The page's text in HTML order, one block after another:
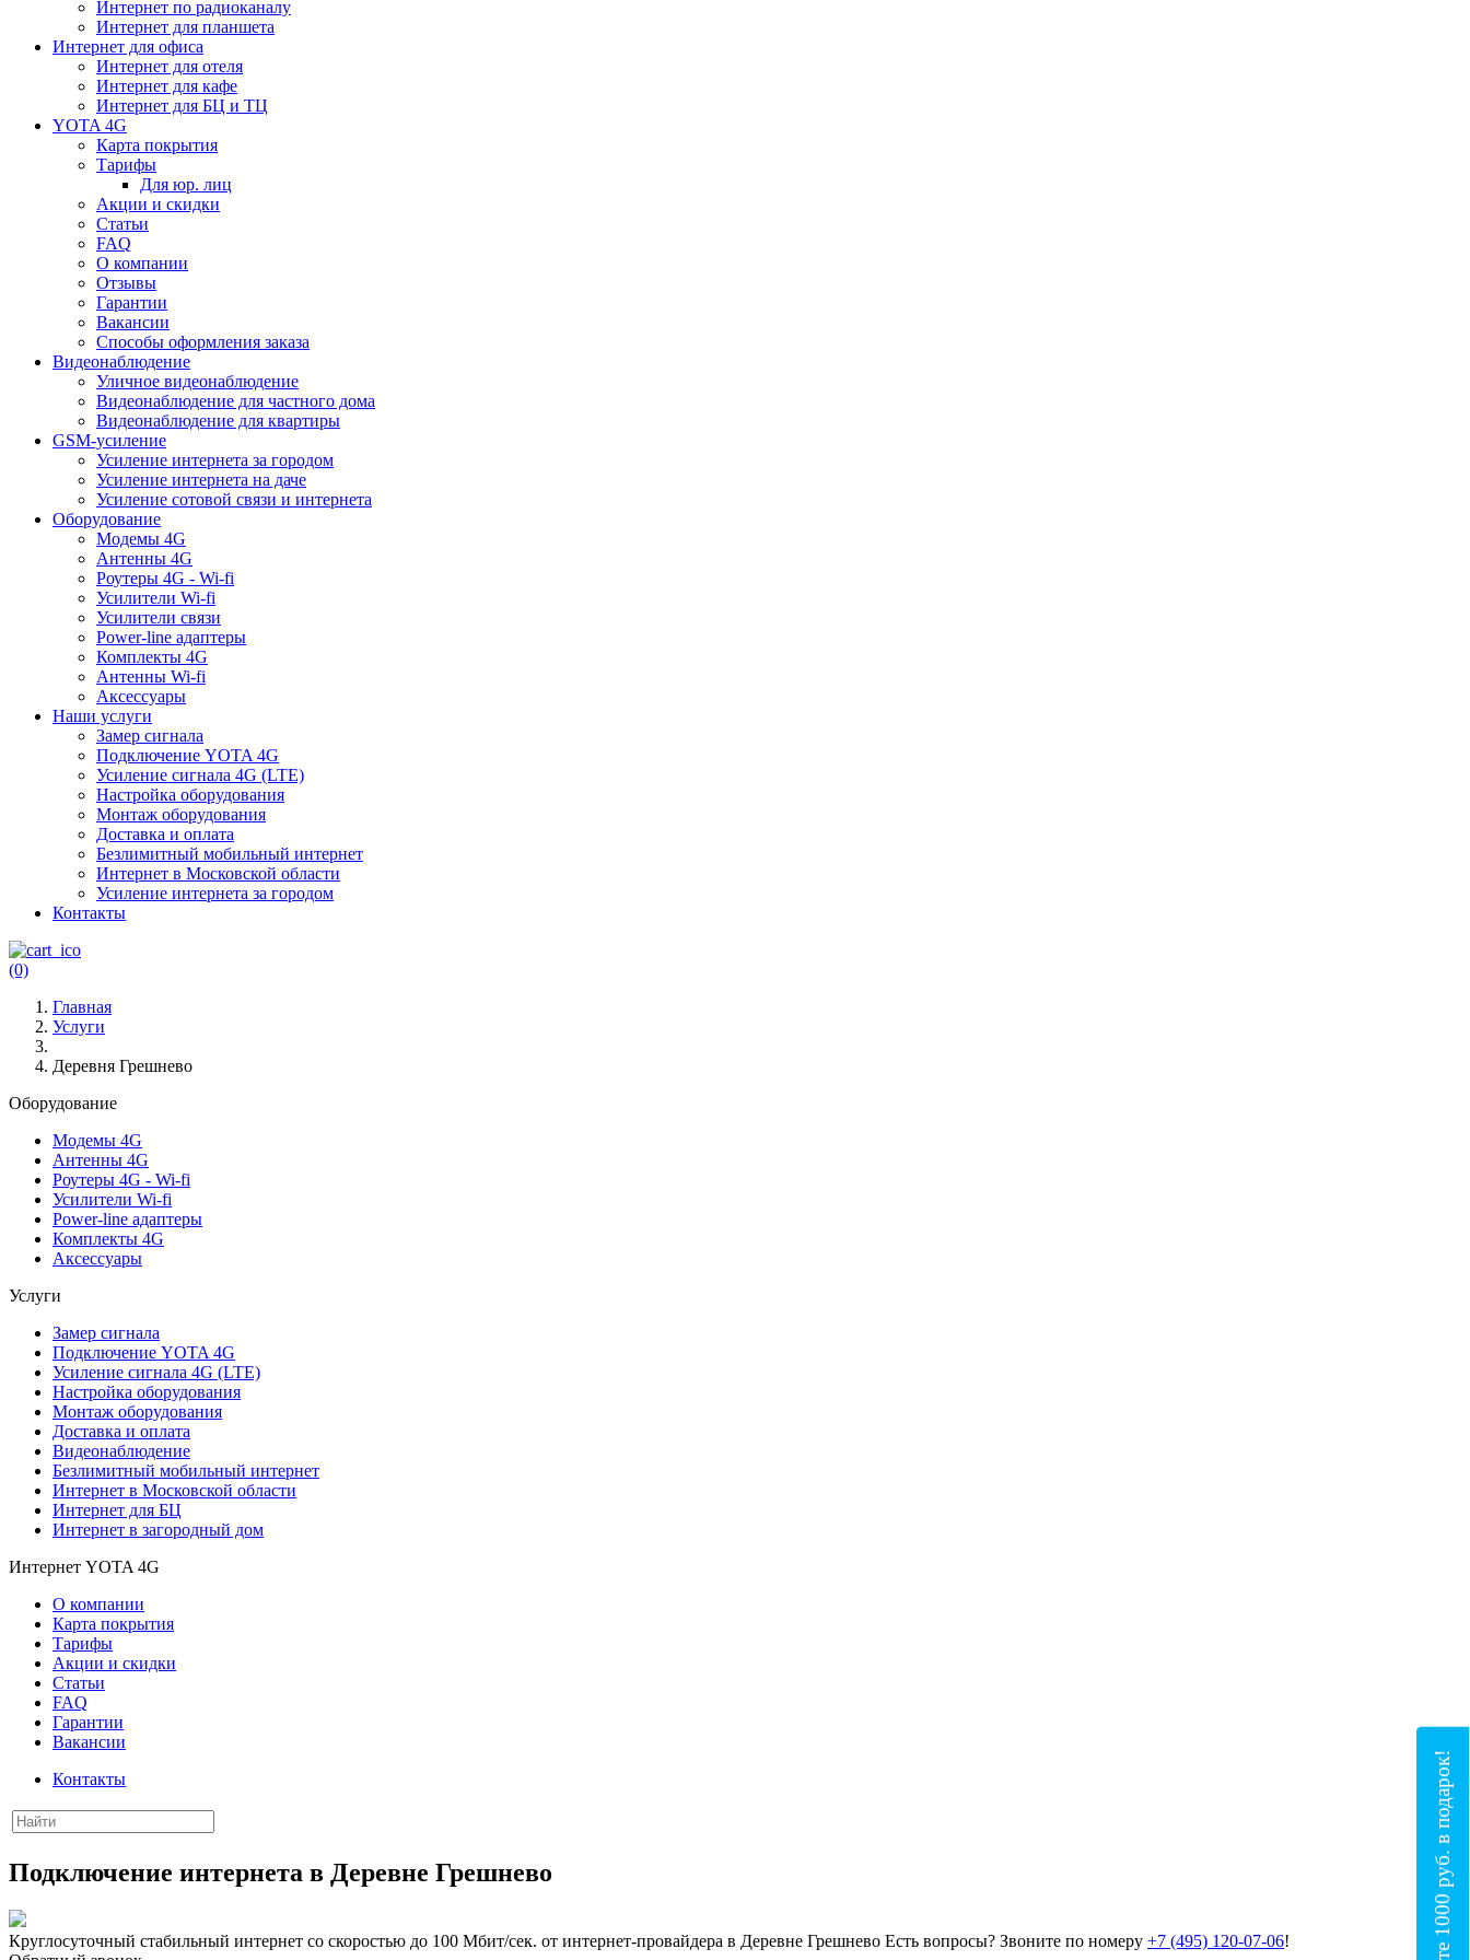
Интернет по радиоканалу
Интернет для планшета
Интернет для офиса
Интернет для отеля
Интернет для кафе
Интернет для БЦ и ТЦ
YOTA 4G
Карта покрытия
Тарифы
Для юр. лиц
Акции и скидки
Статьи
FAQ
О компании
Отзывы
Гарантии
Вакансии
Способы оформления заказа
Видеонаблюдение
Уличное видеонаблюдение
Видеонаблюдение для частного дома
Видеонаблюдение для квартиры
GSM-усиление
Усиление интернета за городом
Усиление интернета на даче
Усиление сотовой связи и интернета
Оборудование
Модемы 4G
Антенны 4G
Роутеры 4G - Wi-fi
Усилители Wi-fi
Усилители связи
Power-line адаптеры
Комплекты 4G
Антенны Wi-fi
Аксессуары
Наши услуги
Замер сигнала
Подключение YOTA 4G
Усиление сигнала 4G (LTE)
Настройка оборудования
Монтаж оборудования
Доставка и оплата
Безлимитный мобильный интернет
Интернет в Московской области
Усиление интернета за городом
Контакты
(0)
Главная
Услуги
Деревня Грешнево
Оборудование
Модемы 4G
Антенны 4G
Роутеры 4G - Wi-fi
Усилители Wi-fi
Power-line адаптеры
Комплекты 4G
Аксессуары
Услуги
Замер сигнала
Подключение YOTA 4G
Усиление сигнала 4G (LTE)
Настройка оборудования
Монтаж оборудования
Доставка и оплата
Видеонаблюдение
Безлимитный мобильный интернет
Интернет в Московской области
Интернет для БЦ
Интернет в загородный дом
Интернет YOTA 4G
О компании
Карта покрытия
Тарифы
Акции и скидки
Статьи
FAQ
Гарантии
Вакансии
Контакты
Подключение интернета в Деревне Грешнево
Круглосуточный стабильный интернет со скоростью до 100 Мбит/сек. от интернет-провайдера в Деревне Грешнево Есть вопросы? Звоните по номеру +7 (495) 120-07-06!
Получите 1000 руб. в подарок!